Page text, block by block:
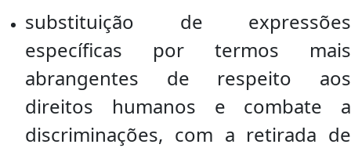
substituição de expressões
específicas por termos mais
abrangentes de respeito aos
direitos humanos e combate a
discriminações, com a retirada de